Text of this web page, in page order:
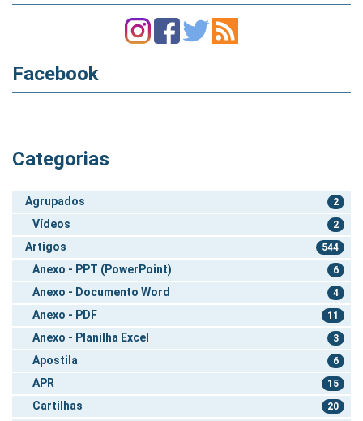
Facebook
Categorias
Agrupados 2
Vídeos 2
Artigos 544
Anexo - PPT (PowerPoint) 6
Anexo - Documento Word 4
Anexo - PDF 11
Anexo - Planilha Excel 3
Apostila 6
APR 15
Cartilhas 20